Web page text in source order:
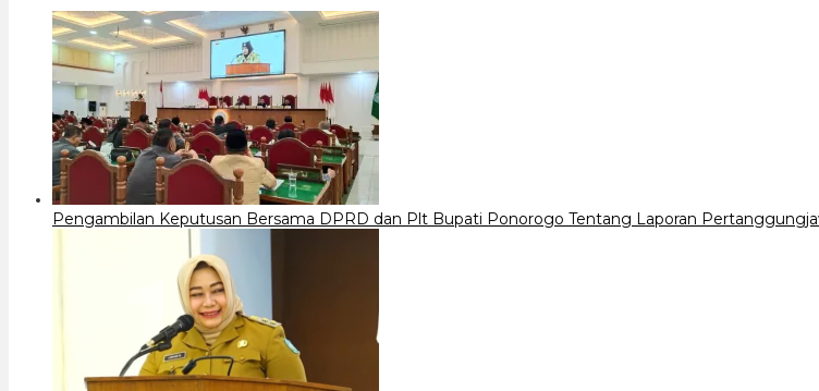
Pengambilan Keputusan Bersama DPRD dan Plt Bupati Ponorogo Tentang Laporan